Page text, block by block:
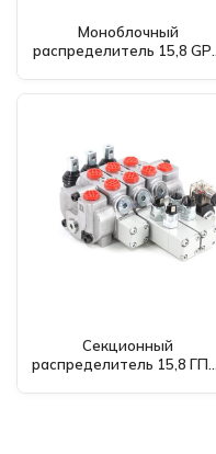
Моноблочный
распределитель 15,8 GPM
Секционный
распределитель 15,8 ГПМ,